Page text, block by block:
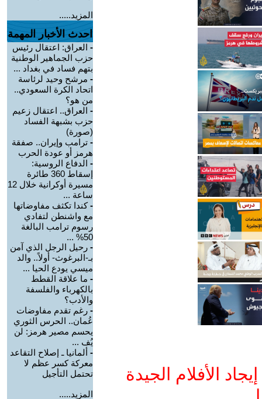
الأفلام الجيدة
المزيد.....
احدث الأخبار المهمة
- العراق: اعتقال رئيس
حزب الجماهير الوطنية
بتهم فساد في بغداد ...
- مرشح وحيد لرئاسة
اتحاد الكرة السعودي..
من هو؟
- العراق.. اعتقال زعيم
حزب بشبهة الفساد
(صورة)
- ترامب وإيران.. صفقة
هرمز أو عودة الحرب
- الدفاع الروسية:
إسقاط 360 طائرة
مسيرة أوكرانية خلال 12
ساعة ...
-كندا تكثف مفاوضاتها
مع واشنطن لتفادي
رسوم ترامب البالغة
50% ...
- رحيل الرجل الذي آمن
بـ-البرغوث- أولاً.. والد
ميسي يودع الحيا ...
- ما علاقة القطط
بالكهرباء والفلسفة
والأدب؟
- رغم تقدم مفاوضات
عُمان.. الحرس الثوري
يحسم مصير هرمز: لن
يُف ...
- ألمانيا ـ إصلاح التقاعد
معركة كسر عظم لا
تحتمل التأجيل
المزيد.....